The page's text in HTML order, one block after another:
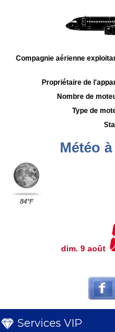
Compagnie aérienne
Propriétaire de
Nombre de
Type de
Météo
84°F
dim. 9 août
Services VIP